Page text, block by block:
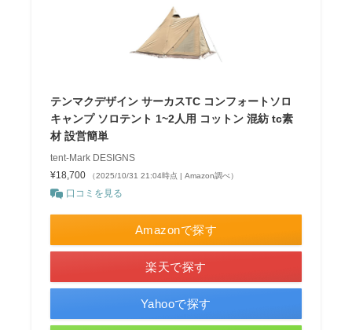
テンマクデザイン サーカスTC コンフォートソロ
キャンプ ソロテント 1~2人用 コットン 混紡 tc素
材 設営簡単
tent-Mark DESIGNS
¥18,700
（2025/10/31 21:04時点 | Amazon調べ）
口コミを見る
Amazonで探す
楽天で探す
Yahooで探す